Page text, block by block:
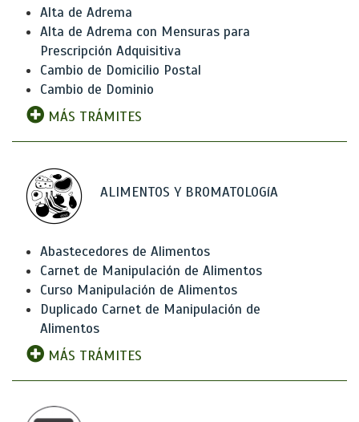
Alta de Adrema
Alta de Adrema con Mensuras para
Prescripción Adquisitiva
Cambio de Domicilio Postal
Cambio de Dominio
MÁS TRÁMITES
ALIMENTOS Y BROMATOLOGíA
Abastecedores de Alimentos
Carnet de Manipulación de Alimentos
Curso Manipulación de Alimentos
Duplicado Carnet de Manipulación de
Alimentos
MÁS TRÁMITES